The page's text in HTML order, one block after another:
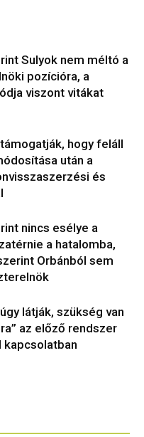
Sulyok nem méltó a
pozícióra, a
viszont vitákat
hogy feláll
után a
és
nincs esélye a
a hatalomba,
Orbánból sem
látják, szükség van
az előző rendszer
kapcsolatban